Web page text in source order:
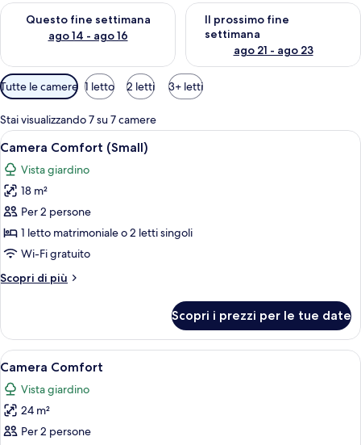
Questo fine settimana
ago 14 - ago 16
Verifica la disponibilità per questo fine settimana, ago 14 -
Il prossimo fine
settimana
ago 21 - ago 23
Verifica la disponibilità per il
Filtri
disponibili
per
le
camere
Tutte le camere 1 letto 2 letti 3+ letti
Stai visualizzando 7 su 7 camere
Apri
tutte
le
foto
per
Camera
Comfort
Una camera d'albergo con un letto
9
Camera Comfort (Small)
Vista giardino
18 m²
Per 2 persone
1 letto matrimoniale o 2 letti singoli
Wi-Fi gratuito
Scopri di più
Altri
Comfort
(Small)
Scopri i prezzi per le tue date
Apri
tutte
le
foto
per
Un letto matrimoniale con lenzuola
18
Camera Comfort
Vista giardino
24 m²
Per 2 persone